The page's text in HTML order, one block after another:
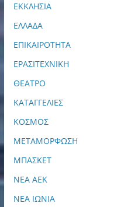
ΕΚΚΛΗΣΙΑ
ΕΛΛΑΔΑ
ΕΠΙΚΑΙΡΟΤΗΤΑ
ΕΡΑΣΙΤΕΧΝΙΚΗ
ΘΕΑΤΡΟ
ΚΑΤΑΓΓΕΛΙΕΣ
ΚΟΣΜΟΣ
ΜΕΤΑΜΟΡΦΩΣΗ
ΜΠΑΣΚΕΤ
ΝΕΑ ΑΕΚ
ΝΕΑ ΙΩΝΙΑ